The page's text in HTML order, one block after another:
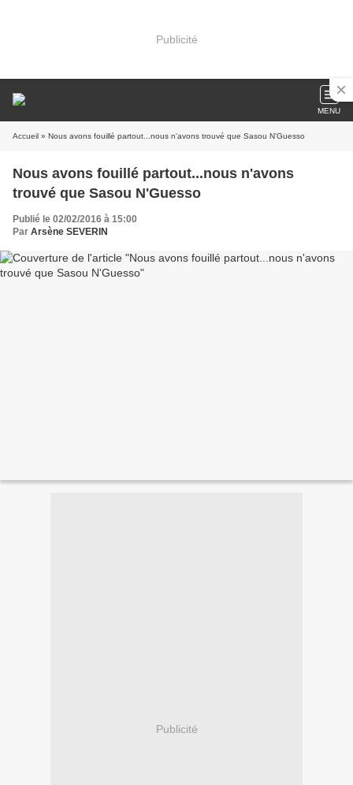
Publicité
MENU
Accueil » Nous avons fouillé partout...nous n'avons trouvé que Sasou N'Guesso
Nous avons fouillé partout...nous n'avons
trouvé que Sasou N'Guesso
Publié le 02/02/2016 à 15:00
Par Arsène SEVERIN
Publicité